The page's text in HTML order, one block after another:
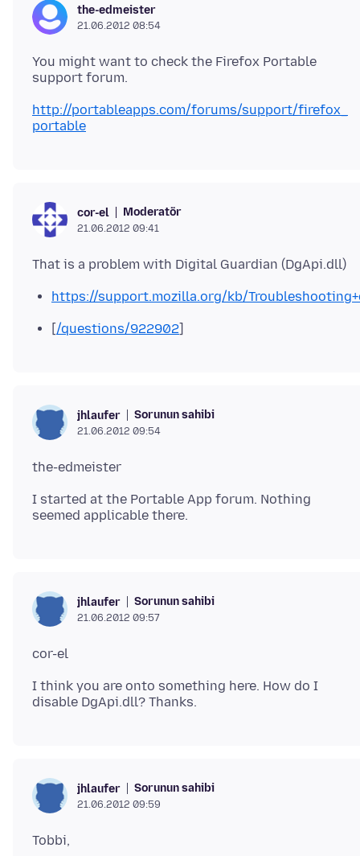
the-edmeister
21.06.2012 08:54
You might want to check the Firefox Portable
support forum.
http://portableapps.com/forums/support/firefox_
portable
cor-el Moderatör
21.06.2012 09:41
https://support.mozilla.org/kb/
[/questions/922902]
jhlaufer Sorunun sahibi
21.06.2012 09:54
I started at the Portable App forum. Nothing
jhlaufer Sorunun sahibi
21.06.2012 09:57
I think you are onto something here. How do I
jhlaufer Sorunun sahibi
21.06.2012 09:59